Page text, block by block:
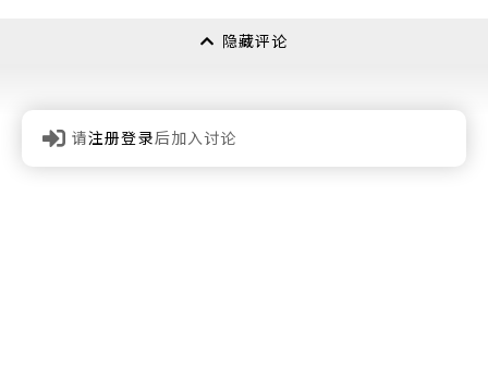
隐藏评论
请注册登录后加入讨论